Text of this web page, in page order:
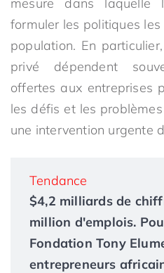
formuler les politiques
population. En
privé dépendent
offertes aux entreprises
les défis et les
une intervention urgente
Tendance
$4,2 milliards de
million d'emplois.
Fondation Tony
entrepreneurs